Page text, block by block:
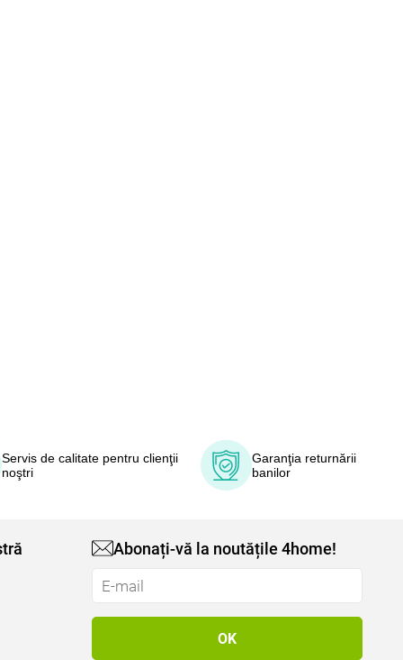
Servis de calitate pentru clienţii
noştri
Garanţia returnării
banilor
Abonați-vă la noutățile 4home!